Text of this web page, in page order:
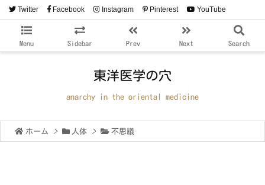
Menu Sidebar Prev Next Search
Twitter Facebook Instagram Pinterest YouTube
RSS
東洋医学の穴
anarchy in the oriental medicine
ホーム > 人体 > 不思議